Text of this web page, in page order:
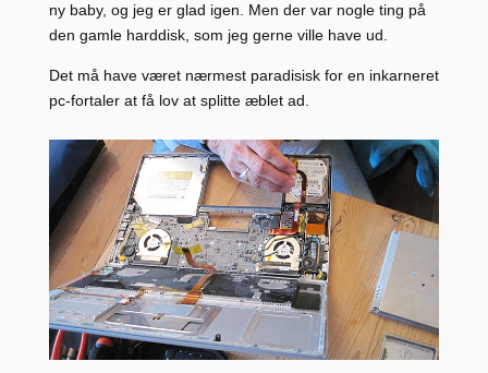
ny baby, og jeg er glad igen. Men der var nogle ting på
den gamle harddisk, som jeg gerne ville have ud.
Det må have været nærmest paradisisk for en inkarneret
pc-fortaler at få lov at splitte æblet ad.